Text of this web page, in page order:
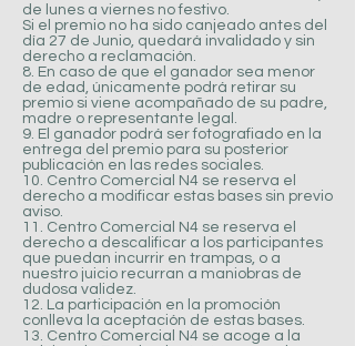
de lunes a viernes no festivo.
Si el premio no ha sido canjeado antes del
día 27 de Junio, quedará invalidado y sin
derecho a reclamación.
8. En caso de que el ganador sea menor
de edad, únicamente podrá retirar su
premio si viene acompañado de su padre,
madre o representante legal.
9. El ganador podrá ser fotografiado en la
entrega del premio para su posterior
publicación en las redes sociales.
10. Centro Comercial N4 se reserva el
derecho a modificar estas bases sin previo
aviso.
11. Centro Comercial N4 se reserva el
derecho a descalificar a los participantes
que puedan incurrir en trampas, o a
nuestro juicio recurran a maniobras de
dudosa validez.
12. La participación en la promoción
conlleva la aceptación de estas bases.
13. Centro Comercial N4 se acoge a la